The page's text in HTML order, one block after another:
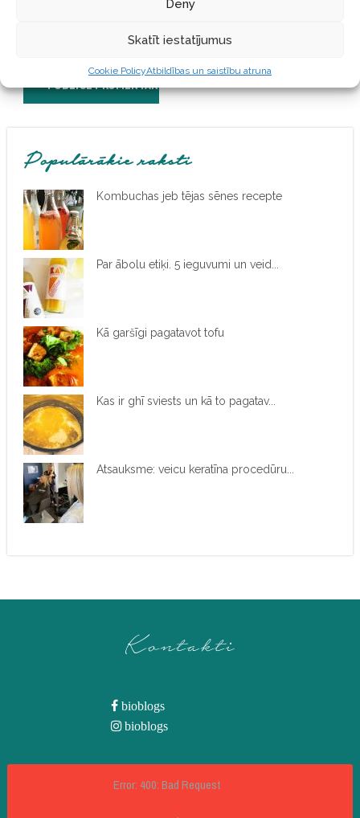
Deny
Skatīt iestatījumus
Cookie PolicyAtbildības un saistību atruna
Populārākie raksti
Kombuchas jeb tējas sēnes recepte
Par ābolu etiķi. 5 ieguvumi un veid...
Kā garšīgi pagatavot tofu
Kas ir ghī sviests un kā to pagatav...
Atsauksme: veicu keratīna procedūru...
Kontakti
bioblogs
bioblogs
Error: 400: Bad Request